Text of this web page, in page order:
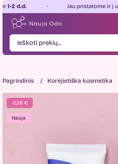
Jau pristatome ir į užsienį!
Pagrindinis Korėjietiška kosmetika
-2,26 €
Nauja